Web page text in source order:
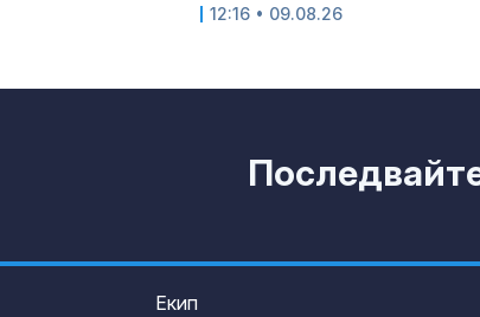
12:16 • 09.08.26
Екип